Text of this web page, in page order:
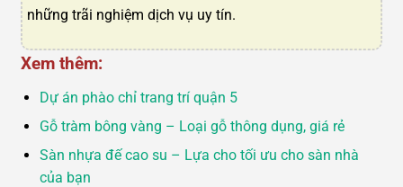
những trãi nghiệm dịch vụ uy tín.
Xem thêm:
Dự án phào chỉ trang trí quận 5
Gỗ tràm bông vàng – Loại gỗ thông dụng, giá rẻ
Sàn nhựa đế cao su – Lựa cho tối ưu cho sàn nhà
của bạn